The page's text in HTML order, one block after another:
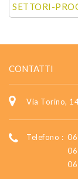
SETTORI-
CONTATTI
Via Torino,
Telefono :